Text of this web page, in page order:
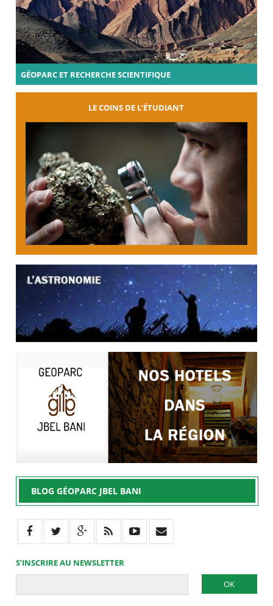
GÉOPARC ET RECHERCHE SCIENTIFIQUE
LE COINS DE L’ÉTUDIANT
BLOG GÉOPARC JBEL BANI
S’INSCRIRE AU NEWSLETTER